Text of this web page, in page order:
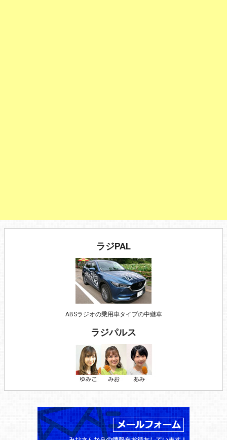
ラジPAL
ABSラジオの乗用車タイプの中継車
ラジパルス